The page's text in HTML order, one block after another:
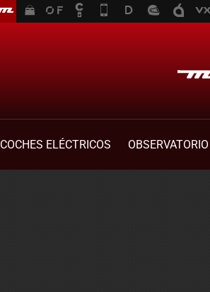
COCHES ELÉCTRICOS OBSERVATORIO